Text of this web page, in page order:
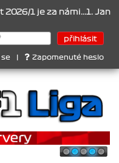
1 je za námi...1. Jan
se Zapomenuté heslo